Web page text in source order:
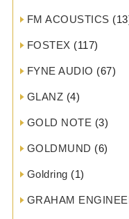
FM ACOUSTICS
FOSTEX (117)
FYNE AUDIO (67)
GLANZ (4)
GOLD NOTE (3)
GOLDMUND (6)
Goldring (1)
GRAHAM